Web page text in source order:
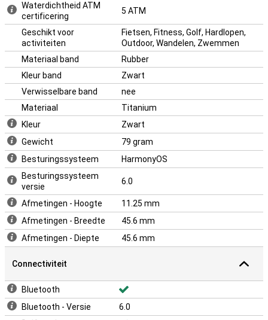
Waterdichtheid ATM
certificering
5 ATM
Geschikt voor
activiteiten
Fietsen, Fitness, Golf, Hardlopen,
Outdoor, Wandelen, Zwemmen
Materiaal band
Rubber
Kleur band
Zwart
Verwisselbare band
nee
Materiaal
Titanium
Kleur
Zwart
Gewicht
79 gram
Besturingssysteem
HarmonyOS
Besturingssysteem
versie
6.0
Afmetingen - Hoogte
11.25 mm
Afmetingen - Breedte
45.6 mm
Afmetingen - Diepte
45.6 mm
Connectiviteit
Bluetooth
Bluetooth - Versie
6.0